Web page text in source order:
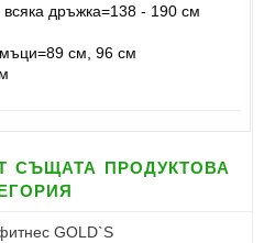
дръжка=138 - 190 см
см, 96 см
същата продуктова
GOLD`S